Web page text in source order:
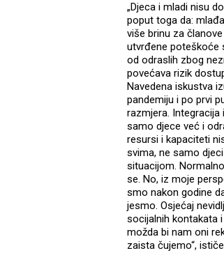
„Djeca i mladi nisu
poput toga da:
više brinu za
utvrđene poteškoće
od odraslih zbog
povećava rizik
Navedena iskustva
pandemiju i po prvi
razmjera.
samo djece već i
resursi i kapaciteti
svima, ne samo
situacijom.
se. No, iz moje
smo nakon godine
jesmo. Osjećaj
socijalnih kontakata
možda bi nam oni
zaista čujemo“,